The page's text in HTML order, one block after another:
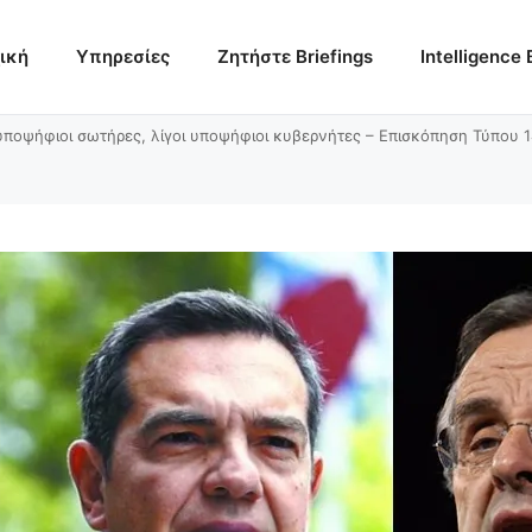
Υπηρεσίες Ζητήστε Briefings Intelligence
σωτήρες, λίγοι υποψήφιοι κυβερνήτες – Επισκόπηση Τύπου